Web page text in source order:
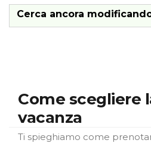
Cerca ancora
Come scegliere
vacanza
Ti spieghiamo come